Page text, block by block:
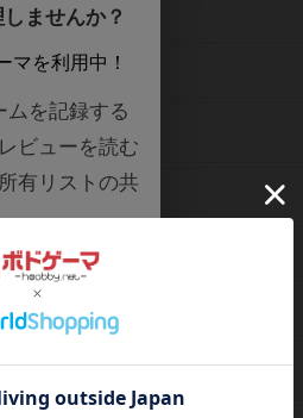
ませんか？
マを利用中！
ムを記録する
ビューを読む
有リストの共
（10秒）
ビュー